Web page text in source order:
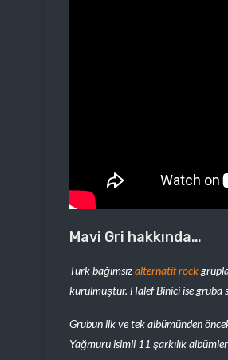
Mavi Gri hakkında…
Türk bağımsızalternatif rock
kurulmuştur. Halef Binici ise gruba
Grubun ilk ve tek albümünden
Yağmuru isimli 11 şarkılık